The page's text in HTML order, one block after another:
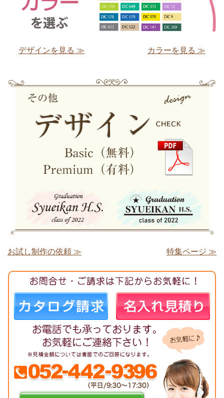
デザインを見る ≫ カラーを見る ≫
お試し制作の依頼 ≫ 特集ページ ≫